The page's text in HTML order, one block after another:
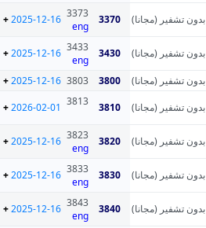
بدون تشفير (مجانا) 3370
3373
eng
2025-12-16
+
بدون تشفير (مجانا) 3430
3433
eng
2025-12-16
+
بدون تشفير (مجانا) 3800
3803
2025-12-16
+
بدون تشفير (مجانا) 3810
3813
2026-02-01
+
بدون تشفير (مجانا) 3820
3823
eng
2025-12-16
+
بدون تشفير (مجانا) 3830
3833
eng
2025-12-16
+
بدون تشفير (مجانا) 3840
3843
eng
2025-12-16
+